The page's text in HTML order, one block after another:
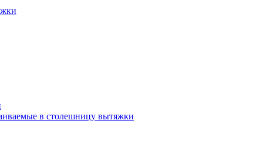
в столешницу вытяжки